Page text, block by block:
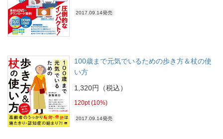
2017.09.14発売
100歳まで元気でいるための歩き方＆杖の使
い方
1,320円（税込）
120pt (10%)
2017.09.14発売